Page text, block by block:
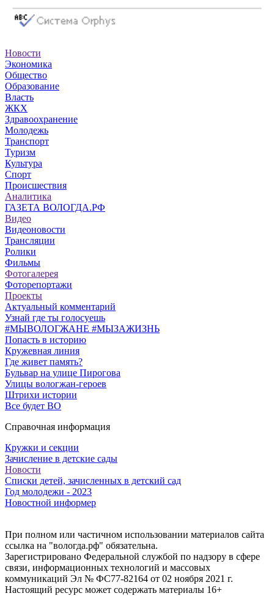
Новости
Экономика
Общество
Образование
Власть
ЖКХ
Здравоохранение
Молодежь
Транспорт
Туризм
Культура
Спорт
Происшествия
Аналитика
ГАЗЕТА ВОЛОГДА.РФ
Видео
Видеоновости
Трансляции
Ролики
Фильмы
Фотогалерея
Фоторепортажи
Проекты
Актуальный комментарий
Узнай где ты голосуешь
#МЫВОЛОГЖАНЕ #МЫЗАЖИЗНЬ
Попасть в историю
Кружевная линия
Где живет память?
Бульвар на улице Пирогова
Улицы вологжан-героев
Штрихи истории
Все будет ВО
Справочная информация
Кружки и секции
Зачисление в детские сады
Новости
Списки детей, зачисленных в детский сад
Год молодежи - 2023
Новостной информер
При полном или частичном использовании материалов сайта
ссылка на "вологда.рф" обязательна.
Зарегистрировано Федеральной службой по надзору в сфере
связи, информационных технологий и массовых
коммуникаций Эл № ФС77-82164 от 02 ноября 2021 г.
Настоящий ресурс может содержать материалы 16+